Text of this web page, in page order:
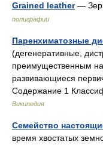
Grained leather—
полиграфии
Паренхиматозные
(дегенеративные,
преимущественным
развивающиеся
Содержание 1
Википедия
Семейство
время хвостатых